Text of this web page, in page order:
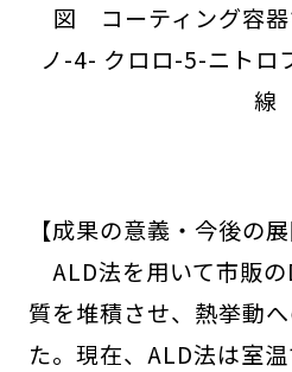
図 コーティング容器
ノ-4- クロロ-5-ニトロ
線
【成果の意義・今後の展
ALD法を用いて市販
質を堆積させ、熱挙動
た。現在、ALD法は室